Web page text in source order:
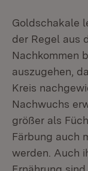
Goldschakale
der Regel aus
Nachkommen
auszugehen,
Kreis
Nachwuchs
größer als
Färbung auch
werden. Auch